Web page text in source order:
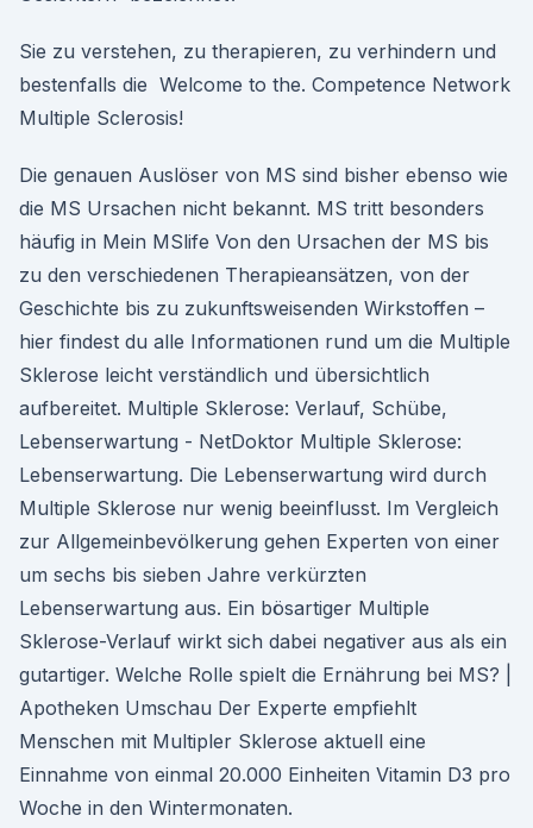
Sie zu verstehen, zu therapieren, zu verhindern und
bestenfalls die Welcome to the. Competence Network
Multiple Sclerosis!
Die genauen Auslöser von MS sind bisher ebenso wie
die MS Ursachen nicht bekannt. MS tritt besonders
häufig in Mein MSlife Von den Ursachen der MS bis
zu den verschiedenen Therapieansätzen, von der
Geschichte bis zu zukunftsweisenden Wirkstoffen –
hier findest du alle Informationen rund um die Multiple
Sklerose leicht verständlich und übersichtlich
aufbereitet. Multiple Sklerose: Verlauf, Schübe,
Lebenserwartung - NetDoktor Multiple Sklerose:
Lebenserwartung. Die Lebenserwartung wird durch
Multiple Sklerose nur wenig beeinflusst. Im Vergleich
zur Allgemeinbevölkerung gehen Experten von einer
um sechs bis sieben Jahre verkürzten
Lebenserwartung aus. Ein bösartiger Multiple
Sklerose-Verlauf wirkt sich dabei negativer aus als ein
gutartiger. Welche Rolle spielt die Ernährung bei MS? |
Apotheken Umschau Der Experte empfiehlt
Menschen mit Multipler Sklerose aktuell eine
Einnahme von einmal 20.000 Einheiten Vitamin D3 pro
Woche in den Wintermonaten.